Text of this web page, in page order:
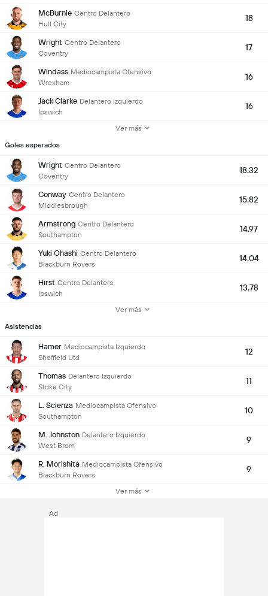
McBurnie Centro Delantero
Hull City
18
Wright Centro Delantero
Coventry
17
Windass Mediocampista Ofensivo
Wrexham
16
Jack Clarke Delantero Izquierdo
Ipswich
16
Ver más
Goles esperados
Wright Centro Delantero
Coventry
18.32
Conway Centro Delantero
Middlesbrough
15.82
Armstrong Centro Delantero
Southampton
14.97
Yuki Ohashi Centro Delantero
Blackburn Rovers
14.04
Hirst Centro Delantero
Ipswich
13.78
Ver más
Asistencias
Hamer Mediocampista Izquierdo
Sheffield Utd
12
Thomas Delantero Izquierdo
Stoke City
11
L. Scienza Mediocampista Ofensivo
Southampton
10
M. Johnston Delantero Izquierdo
West Brom
9
R. Morishita Mediocampista Ofensivo
Blackburn Rovers
9
Ver más
Ad